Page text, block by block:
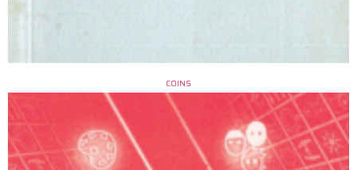
COINS